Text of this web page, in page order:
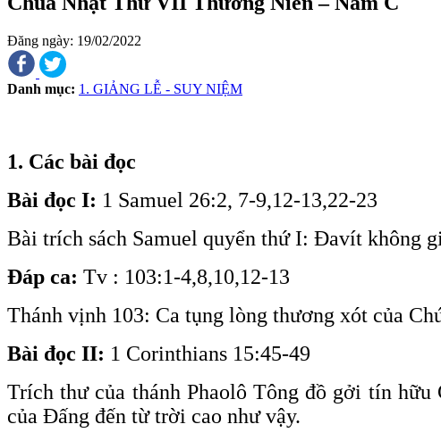
Đăng ngày: 19/02/2022
Danh mục: 1. GIẢNG LỄ - SUY NIỆM
1. Các bài đọc
Bài đọc I: 1 Samuel 26:2, 7-9,12-13,22-23
Bài trích sách Samuel quyển thứ I: Đavít không
Đáp ca: Tv : 103:1-4,8,10,12-13
Thánh vịnh 103: Ca tụng lòng thương xót của
Bài đọc II: 1 Corinthians 15:45-49
Trích thư của thánh Phaolô Tông đồ gởi tín
của Đấng đến từ trời cao như vậy.